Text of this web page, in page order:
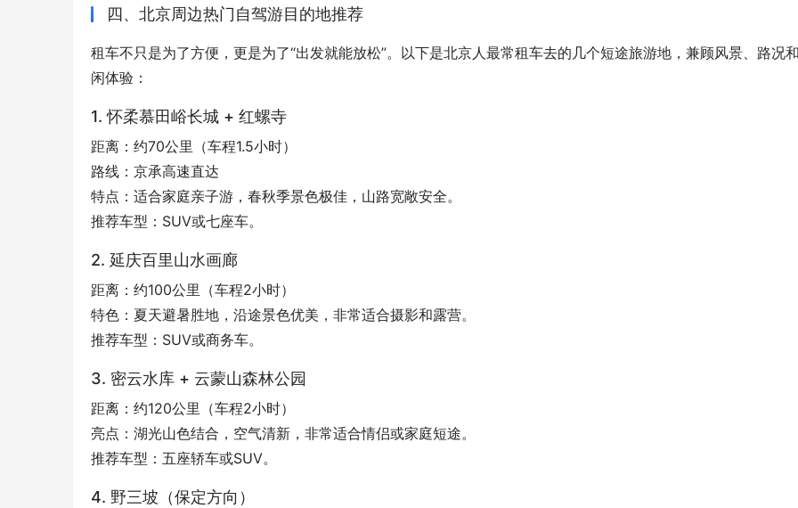
四、北京周边热门自驾游目的地推荐
租车不只是为了方便，更是为了“出发就能放松”。以下是北京人最常租车去的几个短途旅游地，兼顾风景、路况
闲体验：
1. 怀柔慕田峪长城 + 红螺寺
距离：约70公里（车程1.5小时）
路线：京承高速直达
特点：适合家庭亲子游，春秋季景色极佳，山路宽敞安全。
推荐车型：SUV或七座车。
2. 延庆百里山水画廊
距离：约100公里（车程2小时）
特色：夏天避暑胜地，沿途景色优美，非常适合摄影和露营。
推荐车型：SUV或商务车。
3. 密云水库 + 云蒙山森林公园
距离：约120公里（车程2小时）
亮点：湖光山色结合，空气清新，非常适合情侣或家庭短途。
推荐车型：五座轿车或SUV。
4. 野三坡（保定方向）